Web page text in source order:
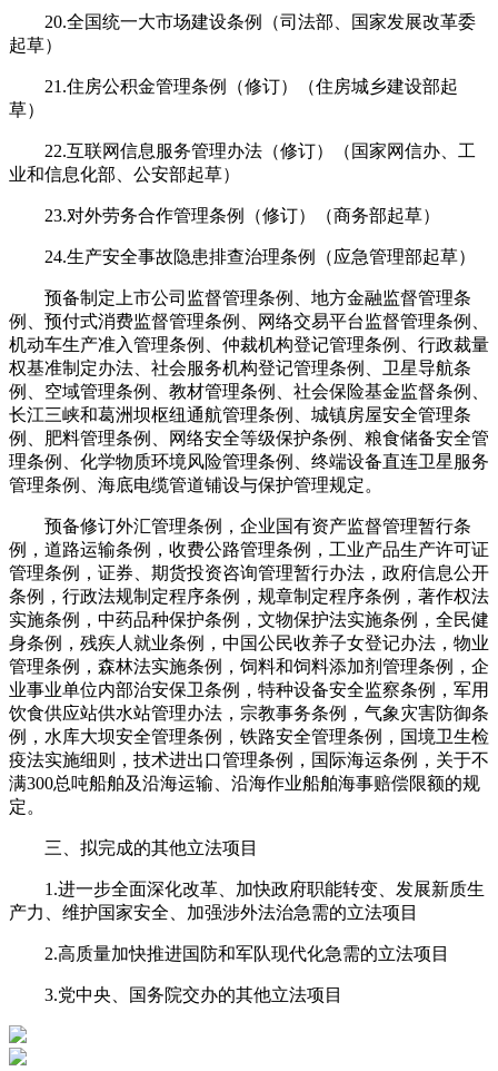
20.全国统一大市场建设条例（司法部、国家发展改革委
起草）
21.住房公积金管理条例（修订）（住房城乡建设部起
草）
22.互联网信息服务管理办法（修订）（国家网信办、工
业和信息化部、公安部起草）
23.对外劳务合作管理条例（修订）（商务部起草）
24.生产安全事故隐患排查治理条例（应急管理部起草）
预备制定上市公司监督管理条例、地方金融监督管理条
例、预付式消费监督管理条例、网络交易平台监督管理条例、
机动车生产准入管理条例、仲裁机构登记管理条例、行政裁量
权基准制定办法、社会服务机构登记管理条例、卫星导航条
例、空域管理条例、教材管理条例、社会保险基金监督条例、
长江三峡和葛洲坝枢纽通航管理条例、城镇房屋安全管理条
例、肥料管理条例、网络安全等级保护条例、粮食储备安全管
理条例、化学物质环境风险管理条例、终端设备直连卫星服务
管理条例、海底电缆管道铺设与保护管理规定。
预备修订外汇管理条例，企业国有资产监督管理暂行条
例，道路运输条例，收费公路管理条例，工业产品生产许可证
管理条例，证券、期货投资咨询管理暂行办法，政府信息公开
条例，行政法规制定程序条例，规章制定程序条例，著作权法
实施条例，中药品种保护条例，文物保护法实施条例，全民健
身条例，残疾人就业条例，中国公民收养子女登记办法，物业
管理条例，森林法实施条例，饲料和饲料添加剂管理条例，企
业事业单位内部治安保卫条例，特种设备安全监察条例，军用
饮食供应站供水站管理办法，宗教事务条例，气象灾害防御条
例，水库大坝安全管理条例，铁路安全管理条例，国境卫生检
疫法实施细则，技术进出口管理条例，国际海运条例，关于不
满300总吨船舶及沿海运输、沿海作业船舶海事赔偿限额的规
定。
三、拟完成的其他立法项目
1.进一步全面深化改革、加快政府职能转变、发展新质生
产力、维护国家安全、加强涉外法治急需的立法项目
2.高质量加快推进国防和军队现代化急需的立法项目
3.党中央、国务院交办的其他立法项目